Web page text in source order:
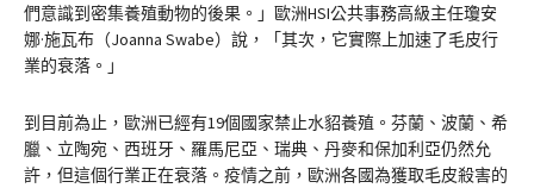
們意識到密集養殖動物的後果。」歐洲HSI公共事務高級主任瓊安
娜·施瓦布（Joanna Swabe）說，「其次，它實際上加速了毛皮行
業的衰落。」
到目前為止，歐洲已經有19個國家禁止水貂養殖。芬蘭、波蘭、希
臘、立陶宛、西班牙、羅馬尼亞、瑞典、丹麥和保加利亞仍然允
許，但這個行業正在衰落。疫情之前，歐洲各國為獲取毛皮殺害的